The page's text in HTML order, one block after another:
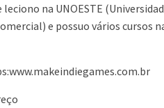
na UNOESTE
e possuo vários cursos